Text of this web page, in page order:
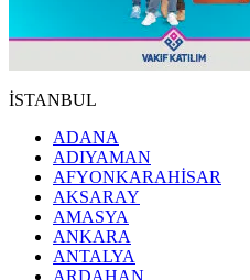
İSTANBUL
ADANA
ADIYAMAN
AFYONKARAHİSAR
AKSARAY
AMASYA
ANKARA
ANTALYA
ARDAHAN